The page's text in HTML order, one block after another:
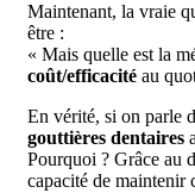
Maintenant, la vraie
être :
« Mais quelle est la
coût/efficacité au
En vérité, si on parle
gouttières dentaires
Pourquoi ? Grâce au
capacité de maintenir